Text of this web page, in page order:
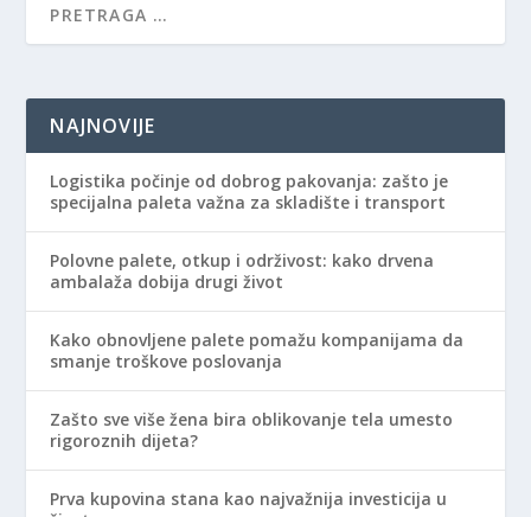
NAJNOVIJE
Logistika počinje od dobrog pakovanja: zašto je
specijalna paleta važna za skladište i transport
Polovne palete, otkup i održivost: kako drvena
ambalaža dobija drugi život
Kako obnovljene palete pomažu kompanijama da
smanje troškove poslovanja
Zašto sve više žena bira oblikovanje tela umesto
rigoroznih dijeta?
Prva kupovina stana kao najvažnija investicija u